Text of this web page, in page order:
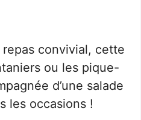
convivial, cette
ou les pique-
d’une salade
les occasions !